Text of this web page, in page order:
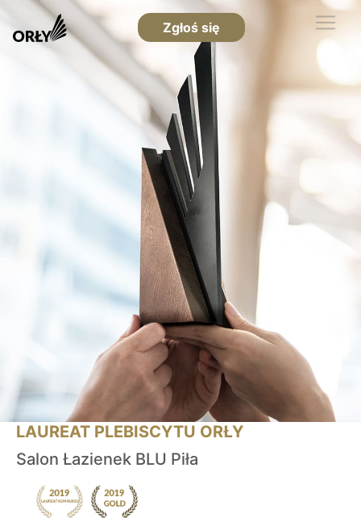
Zgłoś się
LAUREAT PLEBISCYTU ORŁY
Salon Łazienek BLU Piła